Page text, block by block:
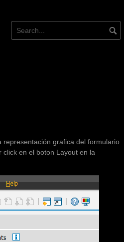
representación grafica del formulario
click en el boton Layout en la